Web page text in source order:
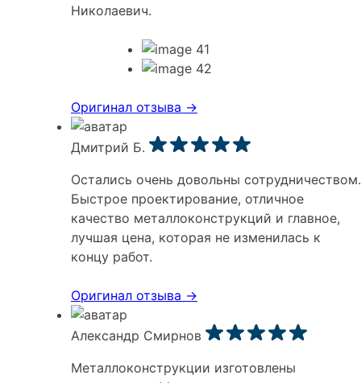
Николаевич.
Оригинал отзыва ->
Дмитрий Б.
Остались очень довольны сотрудничеством.
Быстрое проектирование, отличное
качество металлоконструкций и главное,
лучшая цена, которая не изменилась к
концу работ.
Оригинал отзыва ->
Александр Смирнов
Металлоконструкции изготовлены